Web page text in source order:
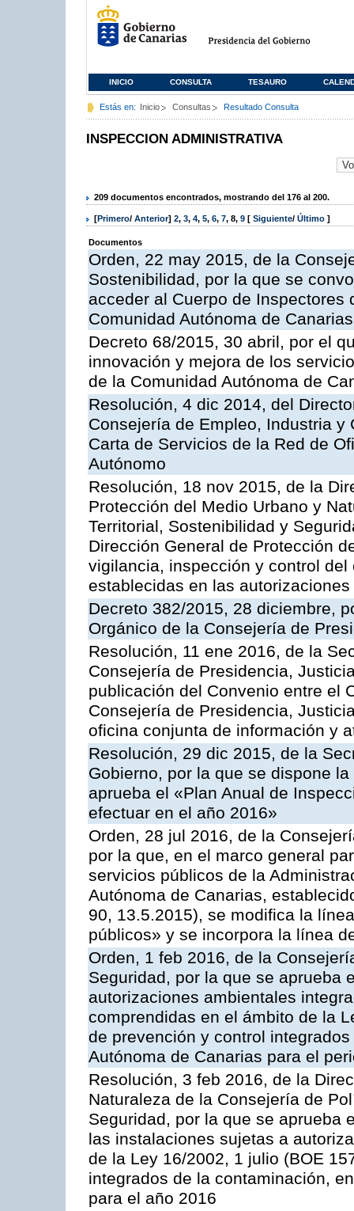
INICIO CONSULTA TESAURO
Estás en: Inicio Consultas Resultado Consulta
INSPECCION ADMINISTRATIVA
209 documentos encontrados, mostrando del 176 al 200.
[Primero/ Anterior] 2, 3, 4, 5, 6, 7, 8, 9 [ Siguiente/ Último ]
Documentos
Orden, 22 may 2015, de la
Sostenibilidad, por la que se
acceder al Cuerpo de
Comunidad Autónoma de Canarias
Decreto 68/2015, 30 abril, por el
innovación y mejora de los
de la Comunidad Autónoma de
Resolución, 4 dic 2014, del
Consejería de Empleo, Industria
Carta de Servicios de la Red de
Autónomo
Resolución, 18 nov 2015, de la
Protección del Medio Urbano y
Territorial, Sostenibilidad y
Dirección General de Protección
vigilancia, inspección y control
establecidas en las
Decreto 382/2015, 28 diciembre,
Orgánico de la Consejería de
Resolución, 11 ene 2016, de la
Consejería de Presidencia,
publicación del Convenio entre el
Consejería de Presidencia,
oficina conjunta de información y
Resolución, 29 dic 2015, de la
Gobierno, por la que se dispone
aprueba el «Plan Anual de
efectuar en el año 2016»
Orden, 28 jul 2016, de la
por la que, en el marco general
servicios públicos de la
Autónoma de Canarias,
90, 13.5.2015), se modifica la
públicos» y se incorpora la línea
Orden, 1 feb 2016, de la
Seguridad, por la que se aprueba
autorizaciones ambientales
comprendidas en el ámbito de la
de prevención y control
Autónoma de Canarias para el
Resolución, 3 feb 2016, de la
Naturaleza de la Consejería de
Seguridad, por la que se aprueba
las instalaciones sujetas a
de la Ley 16/2002, 1 julio (BOE
integrados de la contaminación,
para el año 2016